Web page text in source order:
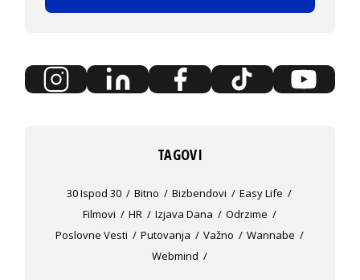
TAGOVI
30 Ispod 30 Bitno Bizbendovi
Easy Life
Filmovi
HR Izjava Dana
Odrzime
Poslovne Vesti
Putovanja Važno
Wannabe
Webmind